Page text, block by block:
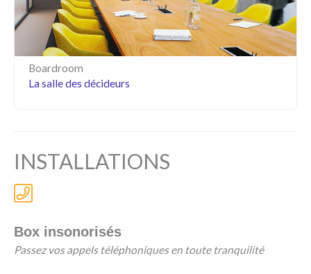
Boardroom
La salle des décideurs
INSTALLATIONS
Box insonorisés
Passez vos appels téléphoniques en toute tranquilité